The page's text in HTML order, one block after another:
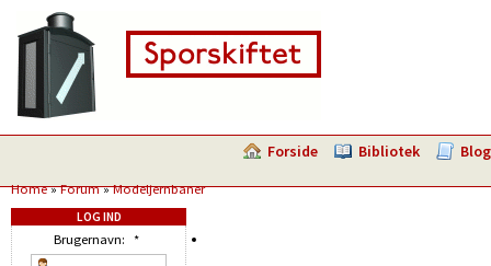
Forside Bibliotek Blog
Home»Forum»Modeljernbaner
LOG IND
Brugernavn: *